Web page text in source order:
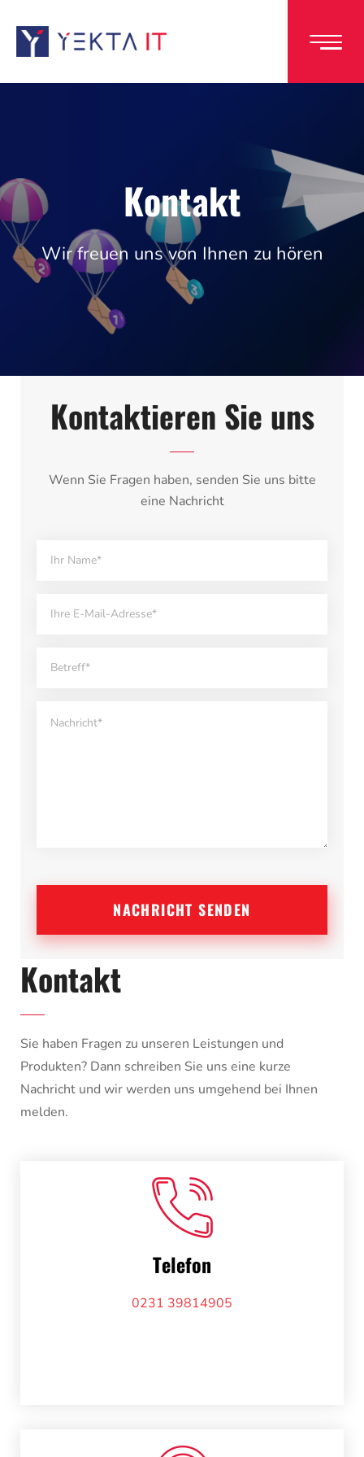
Kontakt
Wir freuen uns von Ihnen zu hören
Kontaktieren Sie uns
Wenn Sie Fragen haben, senden Sie uns bitte
eine Nachricht
Kontakt
Sie haben Fragen zu unseren Leistungen und
Produkten? Dann schreiben Sie uns eine kurze
Nachricht und wir werden uns umgehend bei Ihnen
melden.
Telefon
0231 39814905